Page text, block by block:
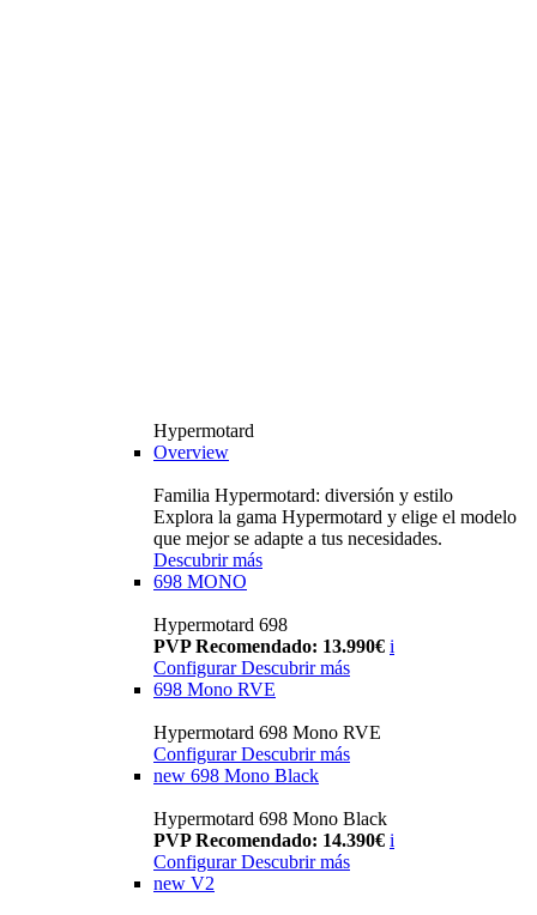
Hypermotard
Overview
Familia Hypermotard: diversión y estilo
Explora la gama Hypermotard y elige el modelo
que mejor se adapte a tus necesidades.
Descubrir más
698 MONO
Hypermotard 698
PVP Recomendado: 13.990€ i
ConfigurarDescubrir más
698 Mono RVE
Hypermotard 698 Mono RVE
Configurar Descubrir más
new 698 Mono Black
Hypermotard 698 Mono Black
PVP Recomendado: 14.390€ i
Configurar Descubrir más
new V2